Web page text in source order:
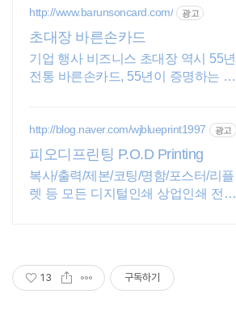
http://www.barunsoncard.com/ 광고
초대장 바른손카드
기업 행사 비즈니스 초대장 역시 55년
전통 바른손카드, 55년이 증명하는 퀄
http://blog.naver.com/wjblueprint1997 광고
피오디프린팅 P.O.D Printing
복사/출력/제본/코팅/명함/포스터/리플
렛 등 모든 디지털인쇄 상업인쇄 전문
13 구독하기